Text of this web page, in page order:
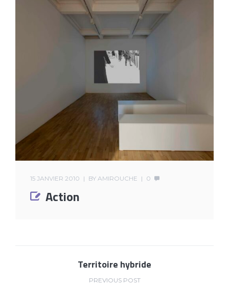
15 JANVIER 2010 BY AMIROUCHE 0
Action
Territoire hybride
PREVIOUS POST